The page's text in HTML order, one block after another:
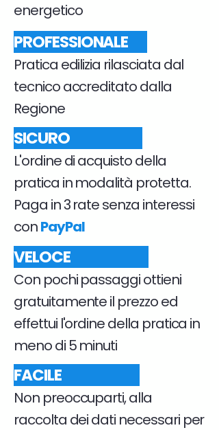
energetico
PROFESSIONALE
Pratica edilizia rilasciata dal
tecnico accreditato dalla
Regione
SICURO
L'ordine di acquisto della
pratica in modalità protetta.
Paga in 3 rate senza interessi
conPayPal
VELOCE
Con pochi passaggi ottieni
gratuitamente il prezzo ed
effettui l'ordine della pratica in
meno di 5 minuti
FACILE
Non preoccuparti, alla
raccolta dei dati necessari per